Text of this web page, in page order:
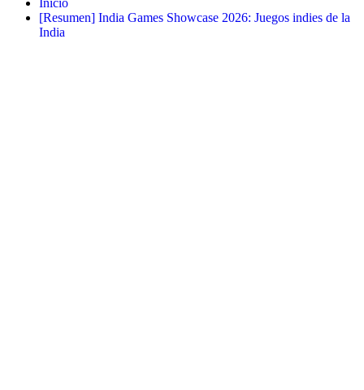
Inicio
[Resumen] India Games Showcase 2026: Juegos indies de la
India